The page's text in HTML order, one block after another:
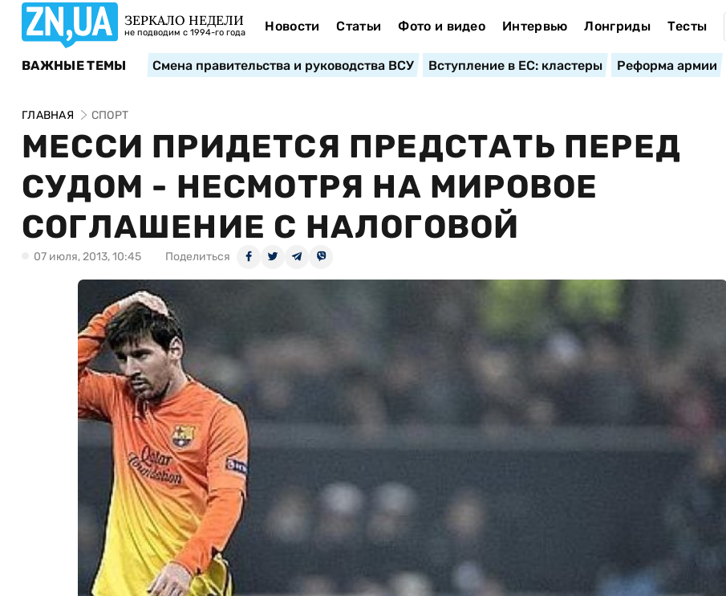
ЗЕРКАЛО НЕДЕЛИ
не подводим с 1994-го года Новости Статьи Фото и видео Интервью Лонгриды Тесты
ВАЖНЫЕ ТЕМЫ Смена правительства и руководства ВСУ Вступление в ЕС: кластеры Реформа армии
ГЛАВНАЯ СПОРТ
МЕССИ ПРИДЕТСЯ ПРЕДСТАТЬ ПЕРЕД
СУДОМ - НЕСМОТРЯ НА МИРОВОЕ
СОГЛАШЕНИЕ С НАЛОГОВОЙ
07 июля, 2013, 10:45 Поделиться